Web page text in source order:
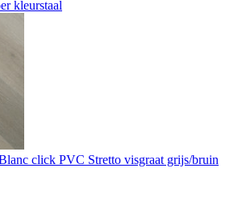
kleurstaal
click PVC Stretto visgraat grijs/bruin